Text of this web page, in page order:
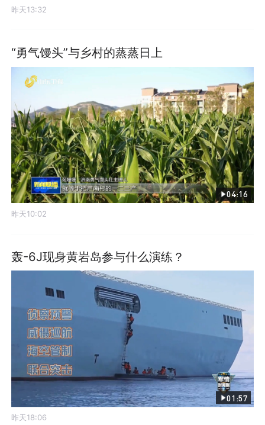
昨天13:32
“勇气馒头”与乡村的蒸蒸日上
04:16
昨天10:02
轰-6J现身黄岩岛参与什么演练？
01:57
昨天18:06